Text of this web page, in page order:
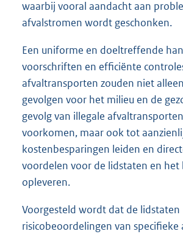
waarbij vooral aandacht aan
afvalstromen wordt geschonken.
Een uniforme en doeltreffende
voorschriften en efficiënte
afvaltransporten zouden niet
gevolgen voor het milieu en de
gevolg van illegale
voorkomen, maar ook tot
kostenbesparingen leiden en
voordelen voor de lidstaten en het
opleveren.
Voorgesteld wordt dat de lidstaten
risicobeoordelingen van